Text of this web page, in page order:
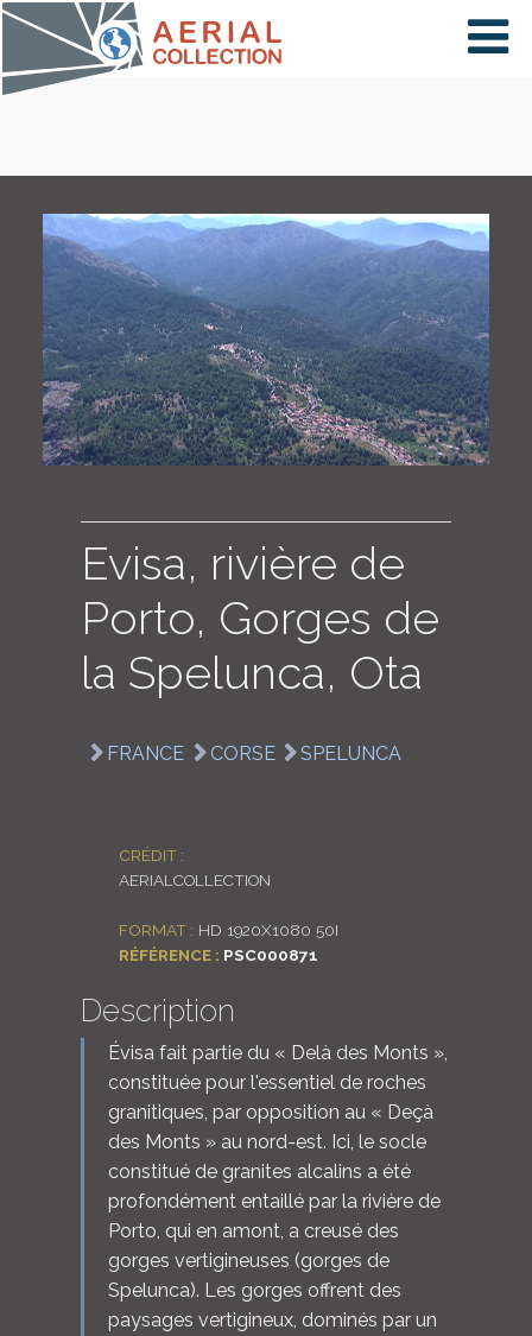
×
PAYS
CARTE
COLLECTIONS
LOGIN
ENGLISH
Evisa, rivière de
Porto, Gorges de
la Spelunca, Ota
FRANCE CORSE SPELUNCA
CRÉDIT :
AERIALCOLLECTION
FORMAT : HD 1920X1080 50I
RÉFÉRENCE : PSC000871
Description
Évisa fait partie du « Delà des Monts »,
constituée pour l'essentiel de roches
granitiques, par opposition au « Deçà
des Monts » au nord-est. Ici, le socle
constitué de granites alcalins a été
profondément entaillé par la rivière de
Porto, qui en amont, a creusé des
gorges vertigineuses (gorges de
Spelunca). Les gorges offrent des
paysages vertigineux, dominés par un